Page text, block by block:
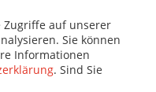
Zugriffe auf unserer
Sie können
Informationen
. Sind Sie